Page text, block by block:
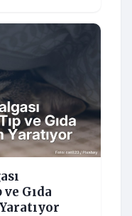
Gıda